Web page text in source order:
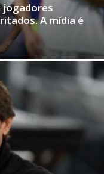
jogadores
A mídia é